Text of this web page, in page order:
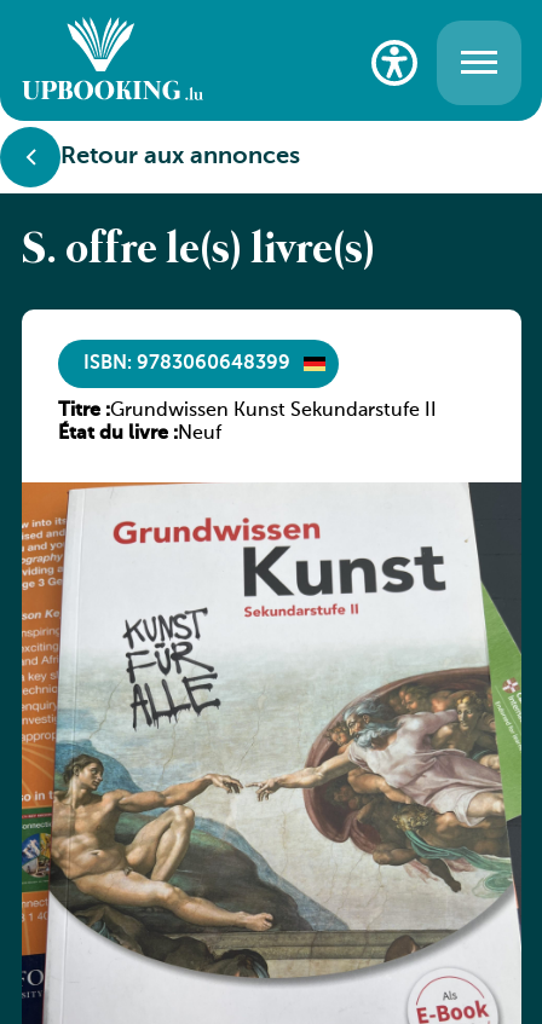
Retour aux annonces
S. offre le(s) livre(s)
ISBN: 9783060648399
Titre :Grundwissen Kunst Sekundarstufe II
État du livre :Neuf